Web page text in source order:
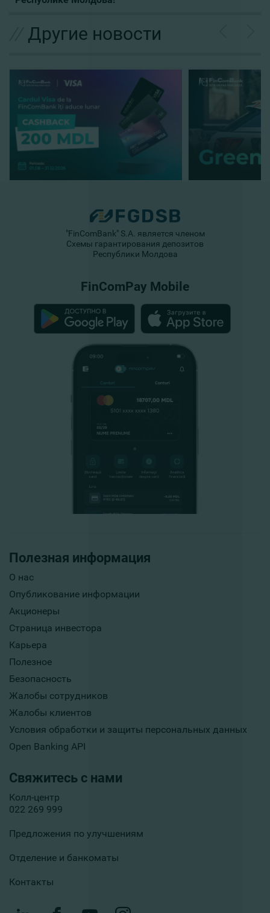
Другие новости
Полезная информация
О нас
Опубликование информации
Акционеры
Страница инвестора
Карьера
Полезное
Безопасность
Жалобы сотрудников
Жалобы клиентов
Условия обработки и защиты персональных данных
Open Banking API
Свяжитесь с нами
Колл-центр
022 269 999
Предложения по улучшениям
Отделение и банкоматы
Контакты
"FinComBank" S.A. является членом
Схемы гарантирования депозитов
Республики Молдова
FinComPay Mobile